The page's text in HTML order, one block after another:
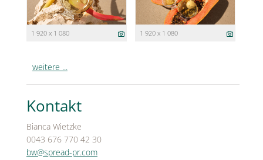
1 920 x 1 080 1 920 x 1 080
weitere ...
Kontakt
Bianca Wietzke
0043 676 770 42 30
bw@spread-pr.com